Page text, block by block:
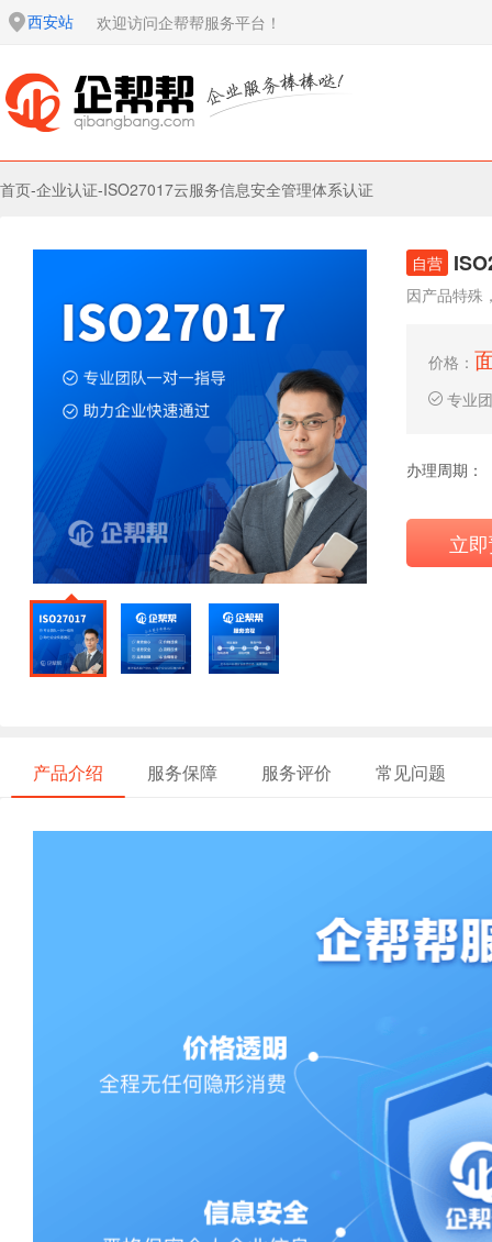
西安站 欢迎访问企帮帮服务平台！
首页-企业认证-ISO27017云服务信息安全管理体系认证
自营
因产品特殊
价格：
专业
办理周期：
立
产品介绍 服务保障 服务评价 常见问题